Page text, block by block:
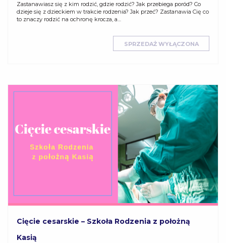
Zastanawiasz się z kim rodzić, gdzie rodzić? Jak przebiega poród? Co
dzieje się z dzieckiem w trakcie rodzenia? Jak przeć? Zastanawia Cię co
to znaczy rodzić na ochronę krocza, a…
SPRZEDAŻ WYŁĄCZONA
Cięcie cesarskie – Szkoła Rodzenia z położną
Kasią